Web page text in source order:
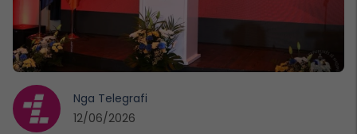
Nga Telegrafi
12/06/2026